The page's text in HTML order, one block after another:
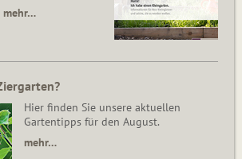
mehr…
Hier finden Sie unsere aktuellen
Gartentipps für den August.
mehr…